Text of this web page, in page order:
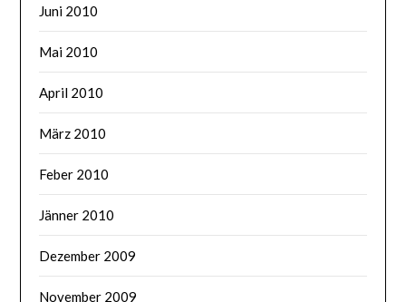
Juni 2010
Mai 2010
April 2010
März 2010
Feber 2010
Jänner 2010
Dezember 2009
November 2009